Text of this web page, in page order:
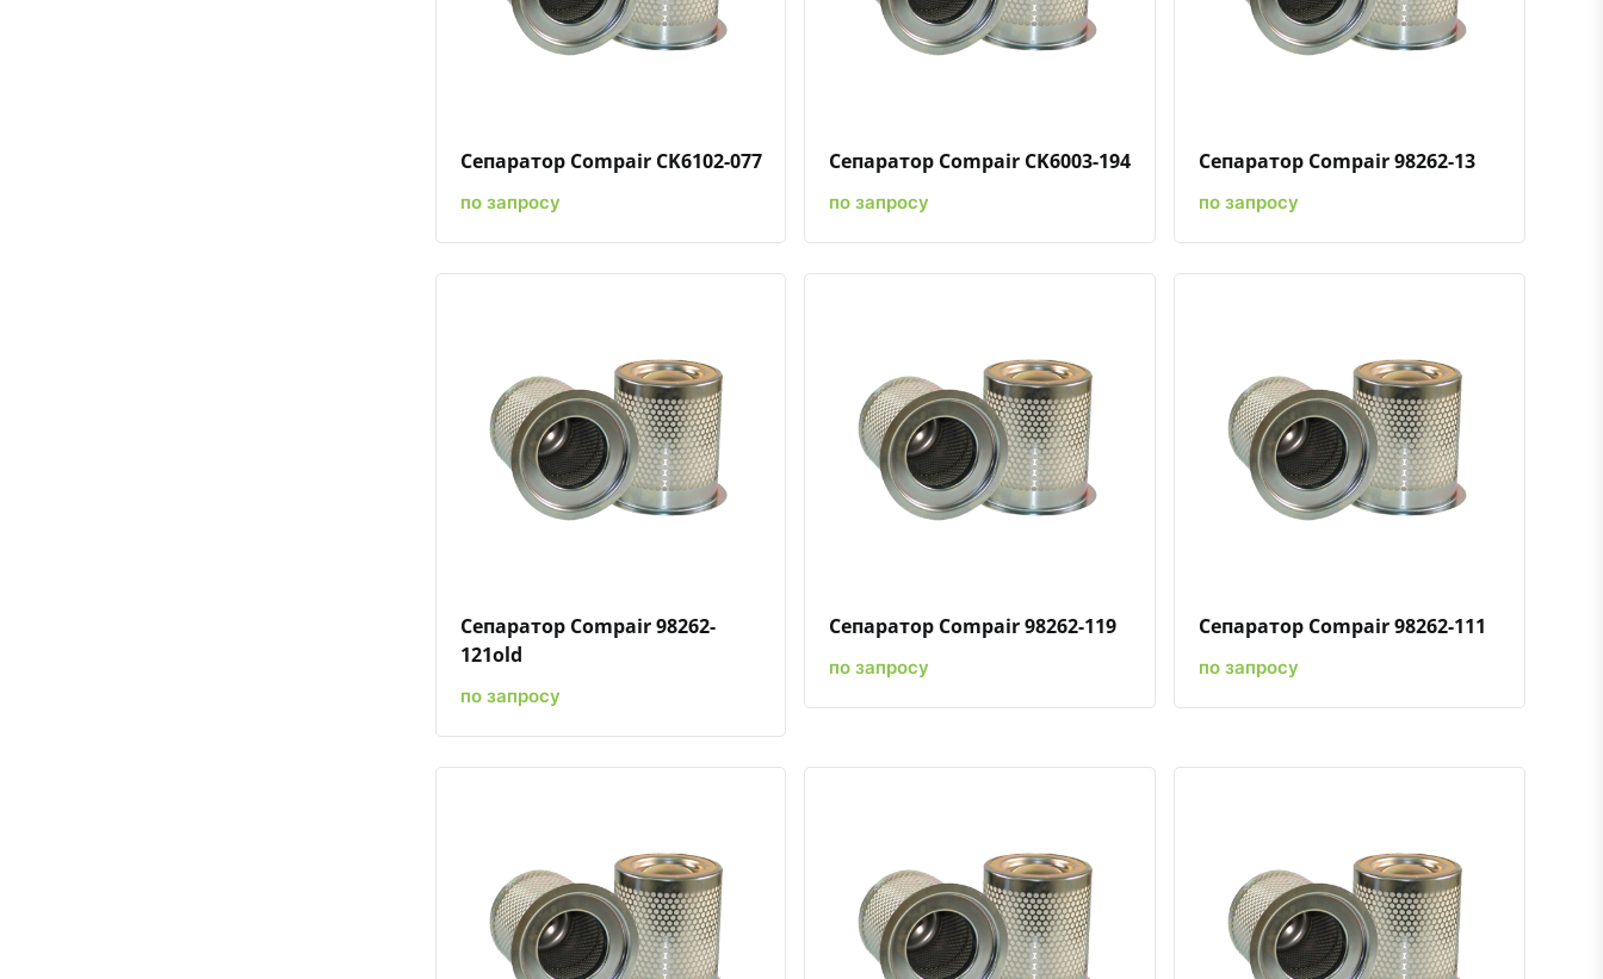
Быстрый просмотрДобавить к сравнению
Добавить в избранное
Сепаратор Compair CK6102-077
по запросу
Быстрый просмотрДобавить к сравнению
Добавить в избранное
Сепаратор Compair CK6003-194
по запросу
Быстрый просмотрДобавить к сравнению
Добавить в избранное
Сепаратор Compair 98262-13
по запросу
Быстрый просмотрДобавить к сравнению
Добавить в избранное
Сепаратор Compair 98262-
121old
по запросу
Быстрый просмотрДобавить к сравнению
Добавить в избранное
Сепаратор Compair 98262-119
по запросу
Быстрый просмотрДобавить к сравнению
Добавить в избранное
Сепаратор Compair 98262-111
по запросу